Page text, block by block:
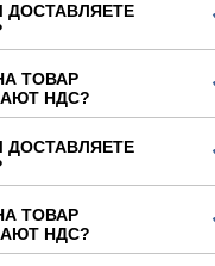
ДОСТАВЛЯЕТЕ
ТОВАР
НДС?
ДОСТАВЛЯЕТЕ
ТОВАР
НДС?